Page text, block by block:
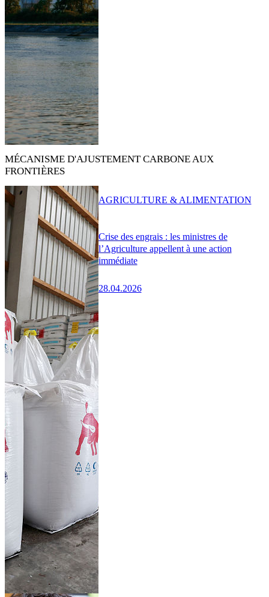
MÉCANISME D'AJUSTEMENT CARBONE AUX
FRONTIÈRES
Crise des engrais : les ministres de
l’Agriculture appellent à une action
immédiate
28.04.2026
AGRICULTURE & ALIMENTATION